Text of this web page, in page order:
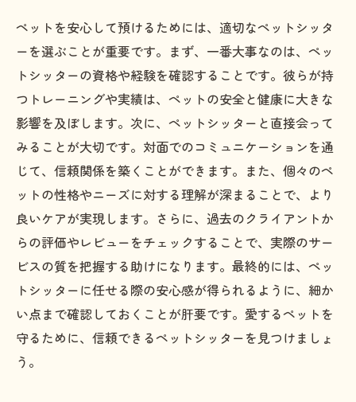
ペットを安心して預けるためには、適切なペットシッタ
ーを選ぶことが重要です。まず、一番大事なのは、ペッ
トシッターの資格や経験を確認することです。彼らが持
つトレーニングや実績は、ペットの安全と健康に大きな
影響を及ぼします。次に、ペットシッターと直接会って
みることが大切です。対面でのコミュニケーションを通
じて、信頼関係を築くことができます。また、個々のペ
ットの性格やニーズに対する理解が深まることで、より
良いケアが実現します。さらに、過去のクライアントか
らの評価やレビューをチェックすることで、実際のサー
ビスの質を把握する助けになります。最終的には、ペッ
トシッターに任せる際の安心感が得られるように、細か
い点まで確認しておくことが肝要です。愛するペットを
守るために、信頼できるペットシッターを見つけましょ
う。